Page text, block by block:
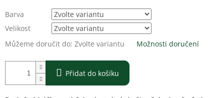
Barva
Velikost
Můžeme doručit do: Zvolte variantu Možnosti doručení
Přidat do košíku